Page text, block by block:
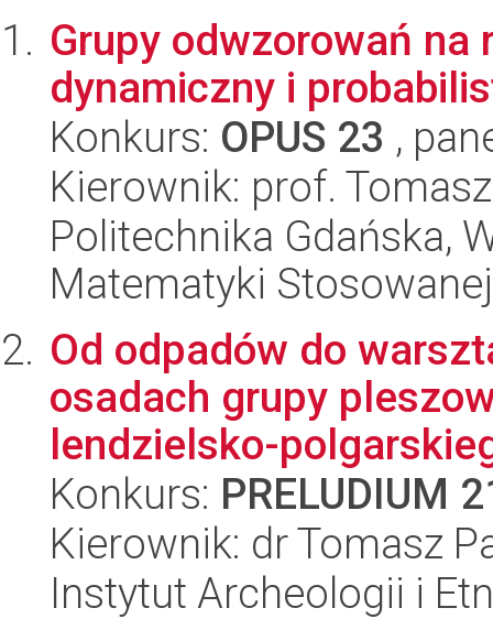
Grupy odwzorowań
dynamiczny i
Konkurs: OPUS 23 ,
Kierownik: prof.
Politechnika Gdańska,
Matematyki Stosowanej
Od odpadów do
osadach grupy
lendzielsko-
Konkurs: PRELUDIUM
Kierownik: dr Tomasz
Instytut Archeologii i